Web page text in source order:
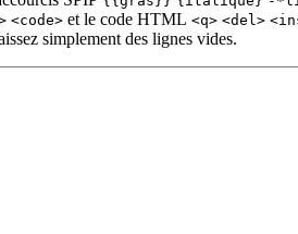
<code> et le code HTML <q> <del>
simplement des lignes vides.